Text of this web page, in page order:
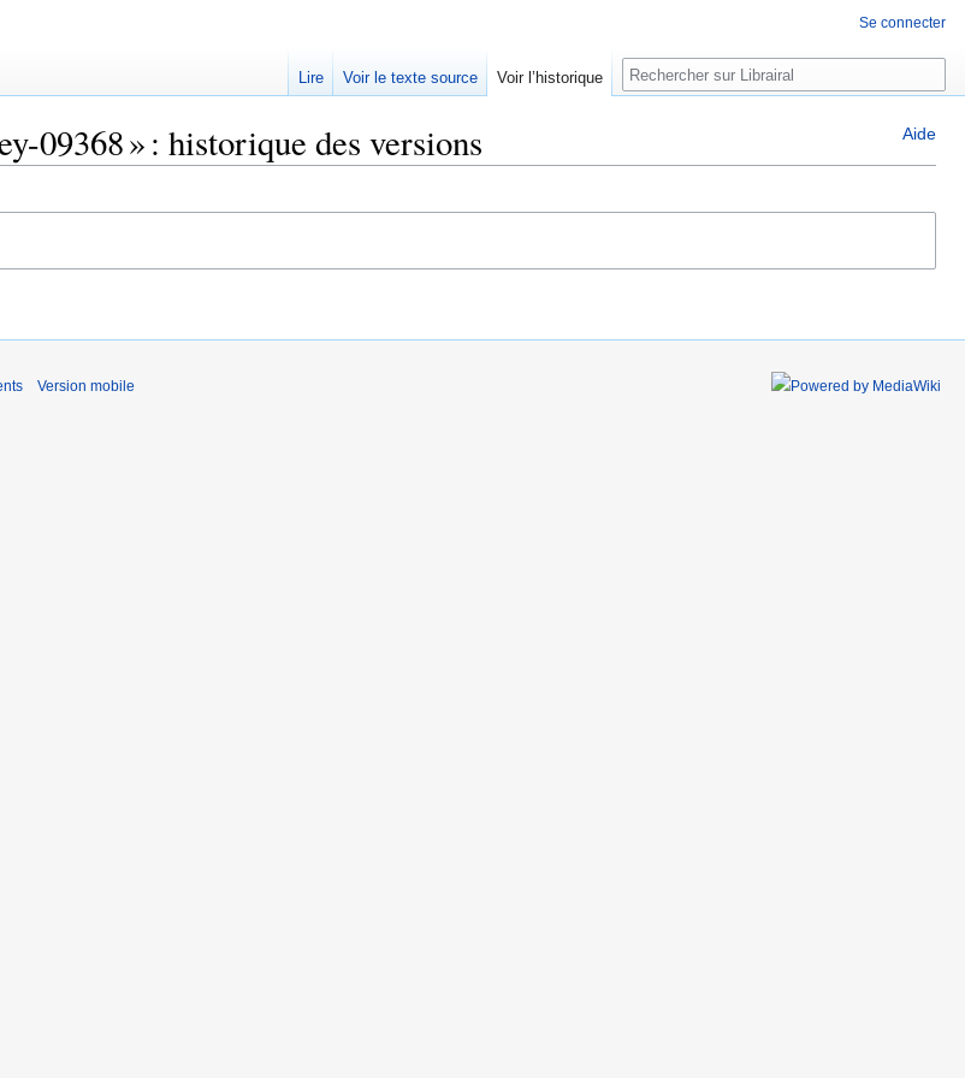
Aide
09368 » : historique des versions
Se connecter
Lire Voir le texte source Voir l’historique Rechercher
Version mobile